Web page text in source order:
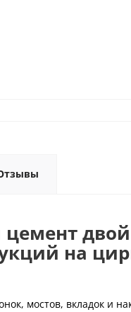
на
мостов, вкладок и